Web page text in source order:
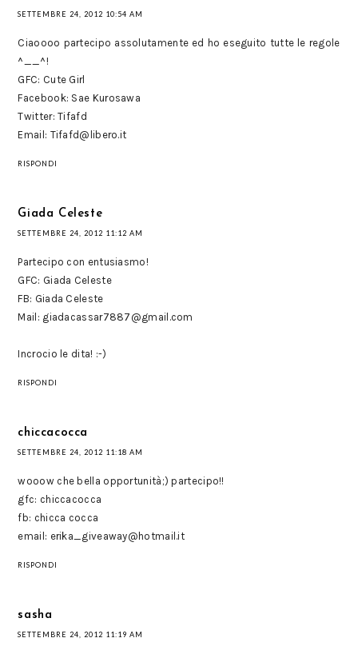
SETTEMBRE 24, 2012 10:54 AM
Ciaoooo partecipo assolutamente ed ho eseguito tutte le regole
^__^!
GFC: Cute Girl
Facebook: Sae Kurosawa
Twitter: Tifafd
Email: Tifafd@libero.it
RISPONDI
Giada Celeste
SETTEMBRE 24, 2012 11:12 AM
Partecipo con entusiasmo!
GFC: Giada Celeste
FB: Giada Celeste
Mail: giadacassar7887@gmail.com
Incrocio le dita! :-)
RISPONDI
chiccacocca
SETTEMBRE 24, 2012 11:18 AM
wooow che bella opportunità;) partecipo!!
gfc: chiccacocca
fb: chicca cocca
email: erika_giveaway@hotmail.it
RISPONDI
sasha
SETTEMBRE 24, 2012 11:19 AM